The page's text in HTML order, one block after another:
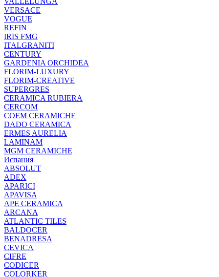
VERSACE
VOGUE
REFIN
IRIS FMG
ITALGRANITI
CENTURY
GARDENIA ORCHIDEA
FLORIM-LUXURY
FLORIM-CREATIVE
SUPERGRES
CERAMICA RUBIERA
CERCOM
COEM CERAMICHE
DADO CERAMICA
ERMES AURELIA
LAMINAM
MGM CERAMICHE
Испания
ABSOLUT
ADEX
APARICI
APAVISA
APE CERAMICA
ARCANA
ATLANTIC TILES
BALDOCER
BENADRESA
CEVICA
CIFRE
CODICER
COLORKER